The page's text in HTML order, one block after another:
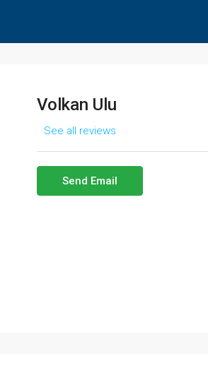
Volkan Ulu
See all reviews
Send Email